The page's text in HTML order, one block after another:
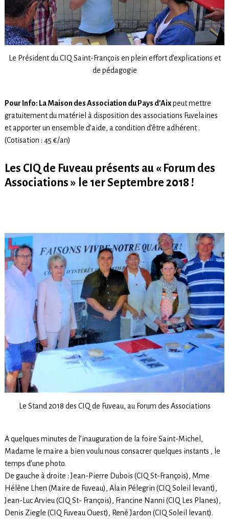
Le Président du CIQ Saint-François en plein effort d’explications et
de pédagogie
Pour Info: La Maison des Association du Pays d’Aixpeut mettre
gratuitement du matériel à disposition des associations Fuvelaines
et apporter un ensemble d’aide, a condition d’être adhérent .
(Cotisation : 45 €/an)
Les CIQ de Fuveau présents au « Forum des
Associations » le 1er Septembre 2018 !
Le Stand 2018 des CIQ de Fuveau, au Forum des Associations
A quelques minutes de l’inauguration de la foire Saint-Michel,
Madame le maire a bien voulu nous consacrer quelques instants , le
temps d’une photo.
De gauche à droite : Jean-Pierre Dubois (CIQ St-François), Mme
Hélène Lhen (Maire de Fuveau), Alain Pélegrin (CIQ Soleil levant),
Jean-Luc Arvieu (CIQ St- François), Francine Nanni (CIQ Les Planes),
Denis Ziegle (CIQ Fuveau Ouest), René Jardon (CIQ Soleil levant).